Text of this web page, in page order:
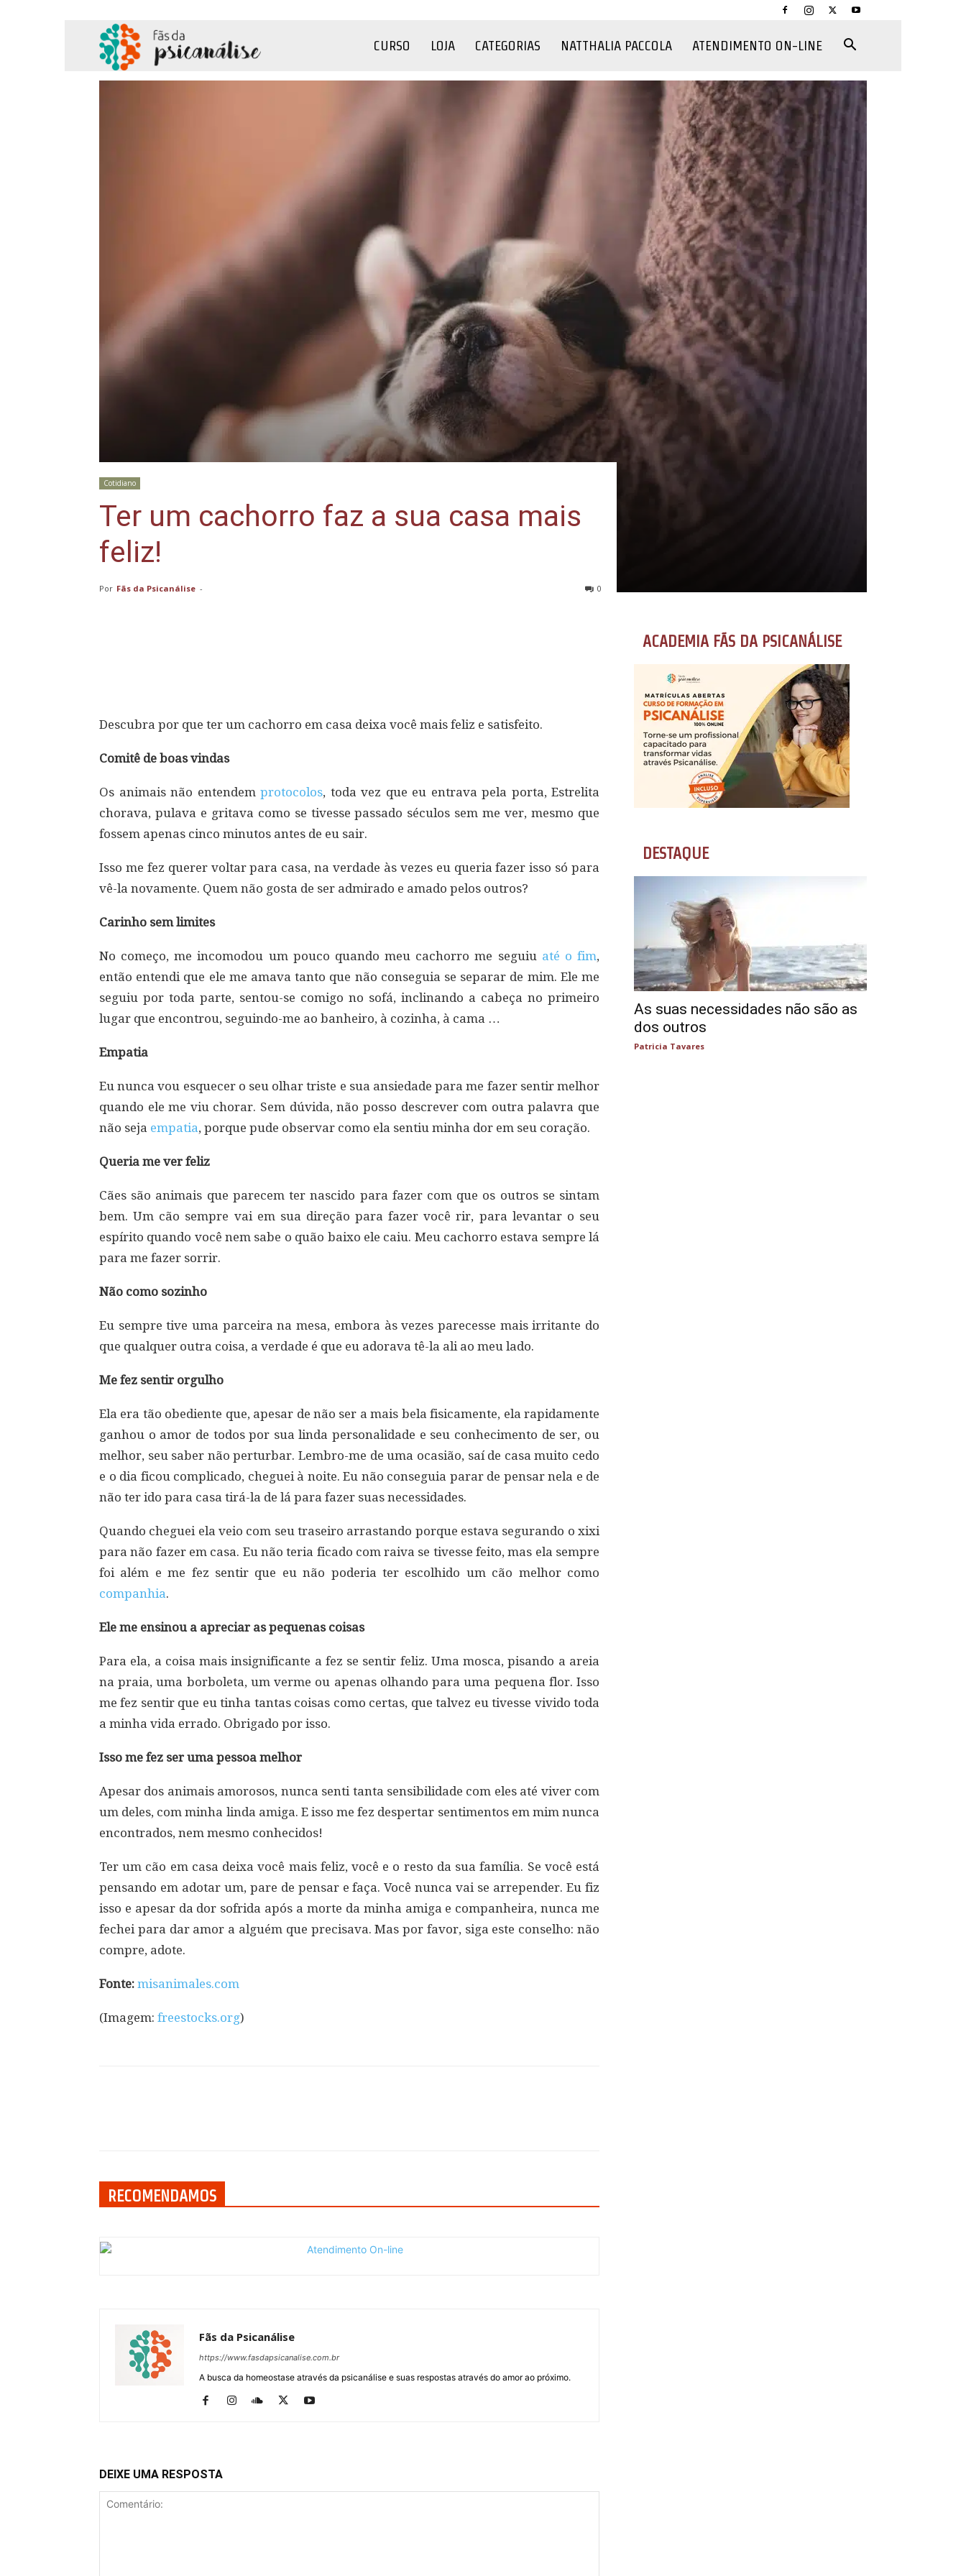
CURSO LOJA CATEGORIAS NATTHALIA PACCOLA ATENDIMENTO ON-LINE
Cotidiano
Ter um cachorro faz a sua casa mais
feliz!
Por Fãs da Psicanálise - 0
Descubra por que ter um cachorro em casa deixa você mais feliz e satisfeito.
Comitê de boas vindas
Os animais não entendem protocolos, toda vez que eu entrava pela porta, Estrelita
chorava, pulava e gritava como se tivesse passado séculos sem me ver, mesmo que
fossem apenas cinco minutos antes de eu sair.
Isso me fez querer voltar para casa, na verdade às vezes eu queria fazer isso só para
vê-la novamente. Quem não gosta de ser admirado e amado pelos outros?
Carinho sem limites
No começo, me incomodou um pouco quando meu cachorro me seguiu até o fim,
então entendi que ele me amava tanto que não conseguia se separar de mim. Ele me
seguiu por toda parte, sentou-se comigo no sofá, inclinando a cabeça no primeiro
lugar que encontrou, seguindo-me ao banheiro, à cozinha, à cama …
Empatia
Eu nunca vou esquecer o seu olhar triste e sua ansiedade para me fazer sentir melhor
quando ele me viu chorar. Sem dúvida, não posso descrever com outra palavra que
não seja empatia, porque pude observar como ela sentiu minha dor em seu coração.
Queria me ver feliz
Cães são animais que parecem ter nascido para fazer com que os outros se sintam
bem. Um cão sempre vai em sua direção para fazer você rir, para levantar o seu
espírito quando você nem sabe o quão baixo ele caiu. Meu cachorro estava sempre lá
para me fazer sorrir.
Não como sozinho
Eu sempre tive uma parceira na mesa, embora às vezes parecesse mais irritante do
que qualquer outra coisa, a verdade é que eu adorava tê-la ali ao meu lado.
Me fez sentir orgulho
Ela era tão obediente que, apesar de não ser a mais bela fisicamente, ela rapidamente
ganhou o amor de todos por sua linda personalidade e seu conhecimento de ser, ou
melhor, seu saber não perturbar. Lembro-me de uma ocasião, saí de casa muito cedo
e o dia ficou complicado, cheguei à noite. Eu não conseguia parar de pensar nela e de
não ter ido para casa tirá-la de lá para fazer suas necessidades.
Quando cheguei ela veio com seu traseiro arrastando porque estava segurando o xixi
para não fazer em casa. Eu não teria ficado com raiva se tivesse feito, mas ela sempre
foi além e me fez sentir que eu não poderia ter escolhido um cão melhor como
companhia.
Ele me ensinou a apreciar as pequenas coisas
Para ela, a coisa mais insignificante a fez se sentir feliz. Uma mosca, pisando a areia
na praia, uma borboleta, um verme ou apenas olhando para uma pequena flor. Isso
me fez sentir que eu tinha tantas coisas como certas, que talvez eu tivesse vivido toda
a minha vida errado. Obrigado por isso.
Isso me fez ser uma pessoa melhor
Apesar dos animais amorosos, nunca senti tanta sensibilidade com eles até viver com
um deles, com minha linda amiga. E isso me fez despertar sentimentos em mim nunca
encontrados, nem mesmo conhecidos!
Ter um cão em casa deixa você mais feliz, você e o resto da sua família. Se você está
pensando em adotar um, pare de pensar e faça. Você nunca vai se arrepender. Eu fiz
isso e apesar da dor sofrida após a morte da minha amiga e companheira, nunca me
fechei para dar amor a alguém que precisava. Mas por favor, siga este conselho: não
compre, adote.
Fonte: misanimales.com
(Imagem: freestocks.org)
RECOMENDAMOS
Fãs da Psicanálise
https://www.fasdapsicanalise.com.br
A busca da homeostase através da psicanálise e suas respostas através do amor ao próximo.
DEIXE UMA RESPOSTA
ACADEMIA FÃS DA PSICANÁLISE
DESTAQUE
As suas necessidades não são as
dos outros
Patricia Tavares